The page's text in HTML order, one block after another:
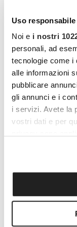
Uso
Noi e i nostri
personali, ad
tecnologie come i
alle informazioni
pubblicare
gli annunci e i
i servizi. Avete la
vostri dati e per
modificare o
sull'icona di
Gucci
Vuoi
alla